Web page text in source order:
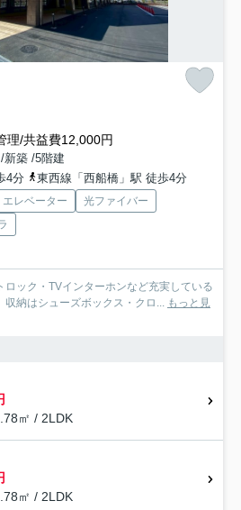
理/共益費12,000円
新築 /5階建
4分
東西線「西船橋」駅 徒歩4分
エレベーター
光ファイバー
ロック・TVインターホンなど充実している
納はシューズボックス・クロ... もっと見
㎡ / 2LDK
㎡ / 2LDK